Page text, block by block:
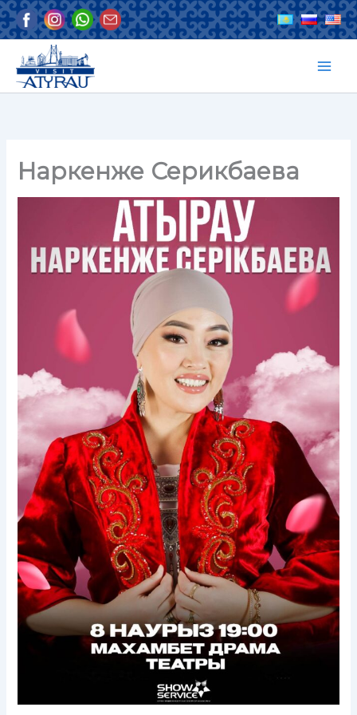
Перейти
к
содержимому
Наркенже Серикбаева